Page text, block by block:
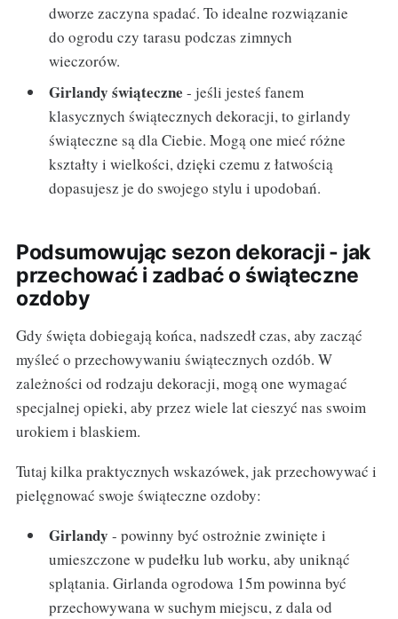
dworze zaczyna spadać. To idealne rozwiązanie
do ogrodu czy tarasu podczas zimnych
wieczorów.
Girlandy świąteczne - jeśli jesteś fanem
klasycznych świątecznych dekoracji, to girlandy
świąteczne są dla Ciebie. Mogą one mieć różne
kształty i wielkości, dzięki czemu z łatwością
dopasujesz je do swojego stylu i upodobań.
Podsumowując sezon dekoracji - jak
przechować i zadbać o świąteczne
ozdoby
Gdy święta dobiegają końca, nadszedł czas, aby zacząć
myśleć o przechowywaniu świątecznych ozdób. W
zależności od rodzaju dekoracji, mogą one wymagać
specjalnej opieki, aby przez wiele lat cieszyć nas swoim
urokiem i blaskiem.
Tutaj kilka praktycznych wskazówek, jak przechowywać i
pielęgnować swoje świąteczne ozdoby:
Girlandy - powinny być ostrożnie zwinięte i
umieszczone w pudełku lub worku, aby uniknąć
splątania. Girlanda ogrodowa 15m powinna być
przechowywana w suchym miejscu, z dala od